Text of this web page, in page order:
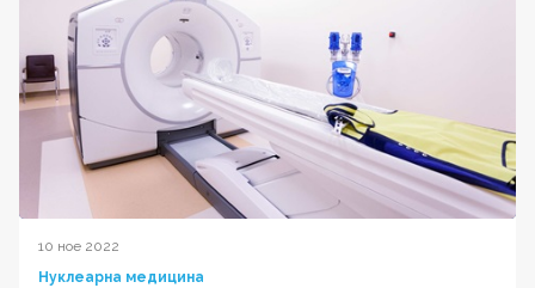
10 ное 2022
Нуклеарна медицина